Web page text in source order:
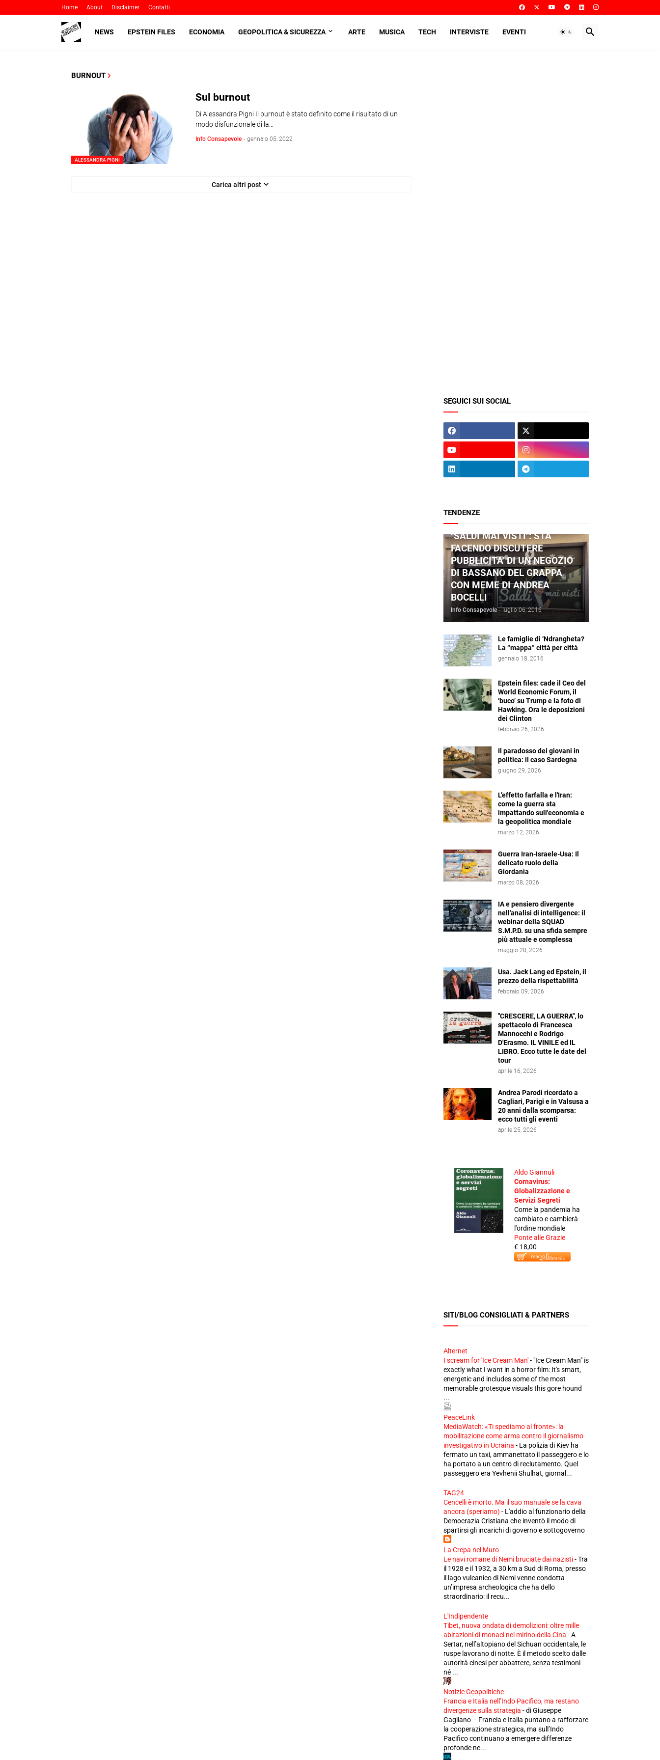
Home About Disclaimer Contatti
NEWS EPSTEIN FILES ECONOMIA GEOPOLITICA & SICUREZZA ARTE MUSICA TECH INTERVISTE EVENTI
BURNOUT
ALESSANDRA PIGNI
Sul burnout
Di Alessandra Pigni Il burnout è stato definito come il risultato di un
modo disfunzionale di la…
Info Consapevole - gennaio 05, 2022
Carica altri post
SEGUICI SUI SOCIAL
TENDENZE
"SALDI MAI VISTI": STA
FACENDO DISCUTERE
PUBBLICITA' DI UN NEGOZIO
DI BASSANO DEL GRAPPA
CON MEME DI ANDREA
BOCELLI
Info Consapevole - luglio 06, 2016
Le famiglie di ‘Ndrangheta?
La “mappa” città per città
gennaio 18, 2016
Epstein files: cade il Ceo del
World Economic Forum, il
‘buco’ su Trump e la foto di
Hawking. Ora le deposizioni
dei Clinton
febbraio 26, 2026
Il paradosso dei giovani in
politica: il caso Sardegna
giugno 29, 2026
L’effetto farfalla e l'Iran:
come la guerra sta
impattando sull'economia e
la geopolitica mondiale
marzo 12, 2026
Guerra Iran-Israele-Usa: Il
delicato ruolo della
Giordania
marzo 08, 2026
IA e pensiero divergente
nell'analisi di intelligence: il
webinar della SQUAD
S.M.P.D. su una sfida sempre
più attuale e complessa
maggio 28, 2026
Usa. Jack Lang ed Epstein, il
prezzo della rispettabilità
febbraio 09, 2026
"CRESCERE, LA GUERRA", lo
spettacolo di Francesca
Mannocchi e Rodrigo
D'Erasmo. IL VINILE ed IL
LIBRO. Ecco tutte le date del
tour
aprile 16, 2026
Andrea Parodi ricordato a
Cagliari, Parigi e in Valsusa a
20 anni dalla scomparsa:
ecco tutti gli eventi
aprile 25, 2026
Aldo Giannuli
Cornavirus:
Globalizzazione e
Servizi Segreti
Come la pandemia ha
cambiato e cambierà
l'ordine mondiale
Ponte alle Grazie
€ 18,00
SITI/BLOG CONSIGLIATI & PARTNERS
Alternet
I scream for 'Ice Cream Man'- "Ice Cream Man" is
exactly what I want in a horror film: It's smart,
energetic and includes some of the most
memorable grotesque visuals this gore hound
...
PeaceLink
MediaWatch: «Ti spediamo al fronte»: la
mobilitazione come arma contro il giornalismo
investigativo in Ucraina - La polizia di Kiev ha
fermato un taxi, ammanettato il passeggero e lo
ha portato a un centro di reclutamento. Quel
passeggero era Yevhenii Shulhat, giornal...
TAG24
Cencelli è morto. Ma il suo manuale se la cava
ancora (speriamo) - L'addio al funzionario della
Democrazia Cristiana che inventò il modo di
spartirsi gli incarichi di governo e sottogoverno
La Crepa nel Muro
Le navi romane di Nemi bruciate dai nazisti-Tra
il 1928 e il 1932, a 30 km a Sud di Roma, presso
il lago vulcanico di Nemi venne condotta
un’impresa archeologica che ha dello
straordinario: il recu...
L'Indipendente
Tibet, nuova ondata di demolizioni: oltre mille
abitazioni di monaci nel mirino della Cina -A
Sertar, nell’altopiano del Sichuan occidentale, le
ruspe lavorano di notte. È il metodo scelto dalle
autorità cinesi per abbattere, senza testimoni
né ...
Notizie Geopolitiche
Francia e Italia nell’Indo Pacifico, ma restano
divergenze sulla strategia -di Giuseppe
Gagliano – Francia e Italia puntano a rafforzare
la cooperazione strategica, ma sull’Indo
Pacifico continuano a emergere differenze
profonde ne...